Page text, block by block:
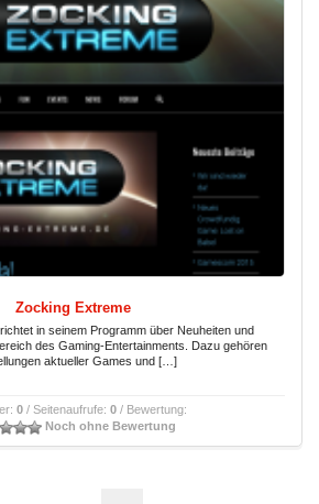
Zocking Extreme
in seinem Programm über Neuheiten und
des Gaming-Entertainments. Dazu gehören
aktueller Games und […]
0 / Seitenaufrufe: 0 / Bewertung:
Noch ohne Bewertung